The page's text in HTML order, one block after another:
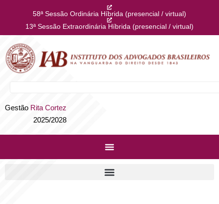
58ª Sessão Ordinária Híbrida (presencial / virtual)
13ª Sessão Extraordinária Híbrida (presencial / virtual)
Gestão Rita Cortez
2025/2028